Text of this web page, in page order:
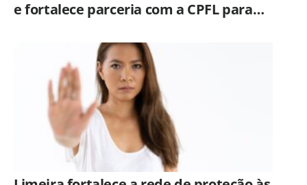
e fortalece parceria com a CPFL para